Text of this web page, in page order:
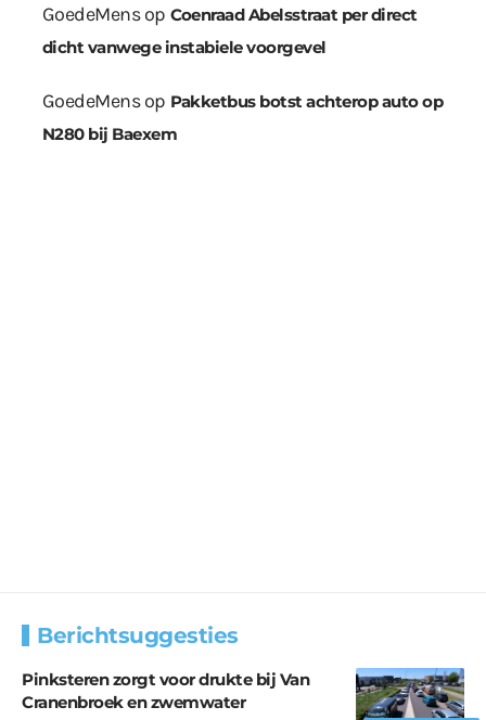
GoedeMensop Coenraad Abelsstraat per direct
dicht vanwege instabiele voorgevel
GoedeMensop Pakketbus botst achterop auto op
N280 bij Baexem
Berichtsuggesties
Pinksteren zorgt voor drukte bij Van
Cranenbroek en zwemwater